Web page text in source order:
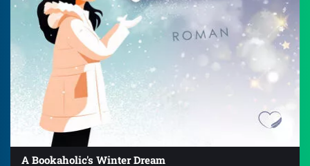
A Bookaholic's Winter Dream